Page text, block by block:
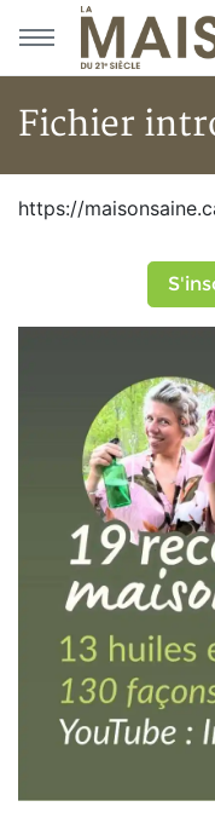
Aller au menu principal
Aller au contenu
Fichier
Fichier
https://